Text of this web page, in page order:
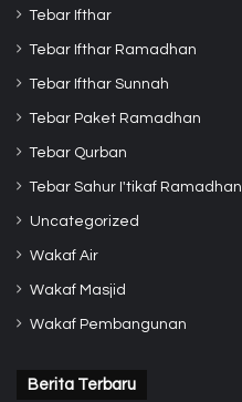
Tebar Ifthar
Tebar Ifthar Ramadhan
Tebar Ifthar Sunnah
Tebar Paket Ramadhan
Tebar Qurban
Tebar Sahur I'tikaf Ramadhan
Uncategorized
Wakaf Air
Wakaf Masjid
Wakaf Pembangunan
Berita Terbaru